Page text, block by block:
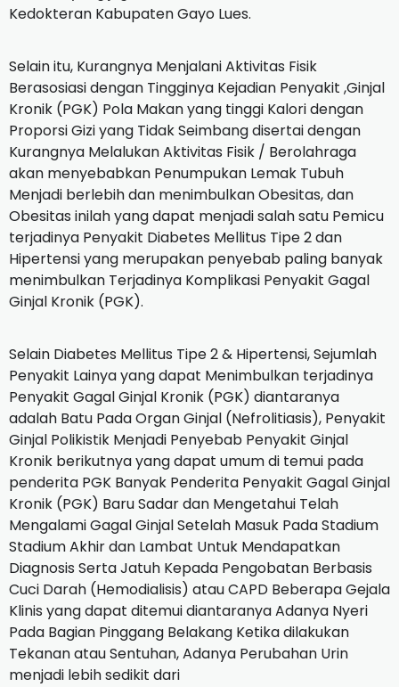
Kedokteran Kabupaten Gayo Lues.
Selain itu, Kurangnya Menjalani Aktivitas Fisik
Berasosiasi dengan Tingginya Kejadian Penyakit ,Ginjal
Kronik (PGK) Pola Makan yang tinggi Kalori dengan
Proporsi Gizi yang Tidak Seimbang disertai dengan
Kurangnya Melalukan Aktivitas Fisik / Berolahraga
akan menyebabkan Penumpukan Lemak Tubuh
Menjadi berlebih dan menimbulkan Obesitas, dan
Obesitas inilah yang dapat menjadi salah satu Pemicu
terjadinya Penyakit Diabetes Mellitus Tipe 2 dan
Hipertensi yang merupakan penyebab paling banyak
menimbulkan Terjadinya Komplikasi Penyakit Gagal
Ginjal Kronik (PGK).
Selain Diabetes Mellitus Tipe 2 & Hipertensi, Sejumlah
Penyakit Lainya yang dapat Menimbulkan terjadinya
Penyakit Gagal Ginjal Kronik (PGK) diantaranya
adalah Batu Pada Organ Ginjal (Nefrolitiasis), Penyakit
Ginjal Polikistik Menjadi Penyebab Penyakit Ginjal
Kronik berikutnya yang dapat umum di temui pada
penderita PGK Banyak Penderita Penyakit Gagal Ginjal
Kronik (PGK) Baru Sadar dan Mengetahui Telah
Mengalami Gagal Ginjal Setelah Masuk Pada Stadium
Stadium Akhir dan Lambat Untuk Mendapatkan
Diagnosis Serta Jatuh Kepada Pengobatan Berbasis
Cuci Darah (Hemodialisis) atau CAPD Beberapa Gejala
Klinis yang dapat ditemui diantaranya Adanya Nyeri
Pada Bagian Pinggang Belakang Ketika dilakukan
Tekanan atau Sentuhan, Adanya Perubahan Urin
menjadi lebih sedikit dari